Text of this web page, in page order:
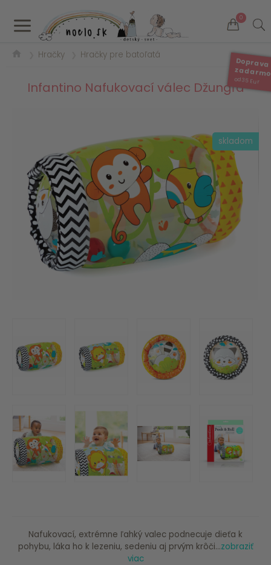
a 0
Doprava
od 35 Eur
Hračky Hračky pre batoľatá
Infantino Nafukovací válec Džungľa
skladom
Nafukovací, extrémne ľahký valec podnecuje dieťa k
pohybu, láka ho k lezeniu, sedeniu aj prvým krôči...zobraziť
viac